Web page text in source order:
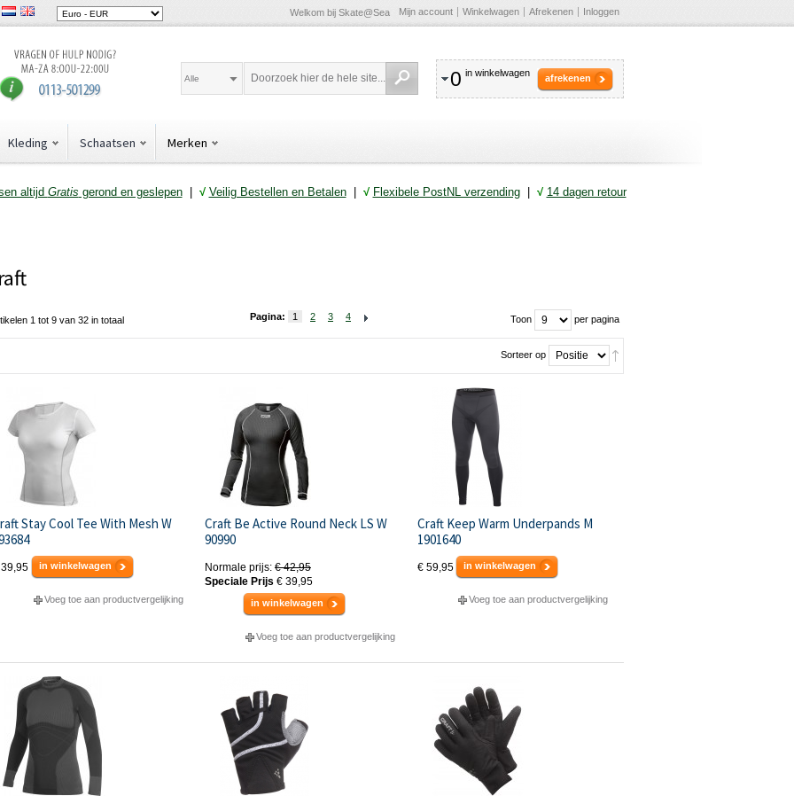
Welkom bij Skate@Sea Mijn account Winkelwagen Afrekenen Inloggen
0 in winkelwagen afrekenen
Alle
Kleding Schaatsen Merken
altijd Gratis gerond en geslepen| √ Veilig Bestellen en Betalen| √ Flexibele PostNL verzending| √ 14 dagen retour
1 tot 9 van 32 in totaal Toon per pagina
Pagina: 1 2 3 4
Sorteer op
Stay Cool Tee With Mesh W
in winkelwagen
Voeg toe aan productvergelijking
Craft Be Active Round Neck LS W
90990
Normale prijs: € 42,95
Speciale Prijs € 39,95
in winkelwagen
Voeg toe aan productvergelijking
Craft Keep Warm Underpands M
1901640
€ 59,95 in winkelwagen
Voeg toe aan productvergelijking